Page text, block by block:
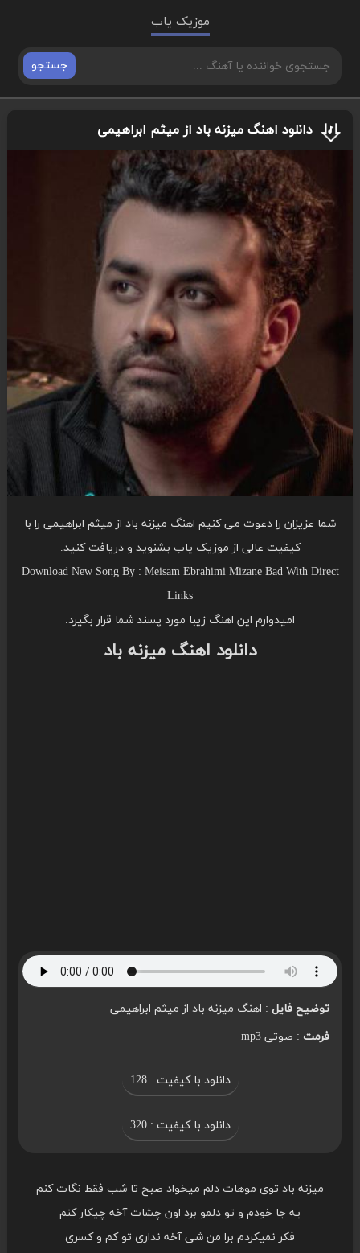
موزیک یاب
جستجو
دانلود اهنگ میزنه باد از میثم ابراهیمی
شما عزیزان را دعوت می کنیم اهنگ میزنه باد از میثم ابراهیمی را با
کیفیت عالی از موزیک یاب بشنوید و دریافت کنید.
Download New Song By : Meisam Ebrahimi Mizane Bad With Direct
Links
امیدوارم این اهنگ زیبا مورد پسند شما قرار بگیرد.
دانلود اهنگ میزنه باد
توضیح فایل: اهنگ میزنه باد از میثم ابراهیمی
فرمت: صوتی mp3
دانلود با کیفیت : 128
دانلود با کیفیت : 320
میزنه باد توی موهات دلم میخواد صبح تا شب فقط نگات کنم
یه جا خودم و تو دلمو برد اون چشات آخه چیکار کنم
فکر نمیکردم برا من شی آخه نداری تو کم و کسری